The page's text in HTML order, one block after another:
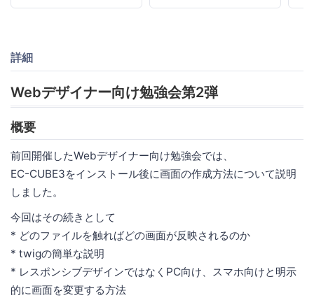
詳細
Webデザイナー向け勉強会第2弾
概要
前回開催したWebデザイナー向け勉強会では、
EC-CUBE3をインストール後に画面の作成方法について説明
しました。
今回はその続きとして
* どのファイルを触ればどの画面が反映されるのか
* twigの簡単な説明
* レスポンシブデザインではなくPC向け、スマホ向けと明示
的に画面を変更する方法